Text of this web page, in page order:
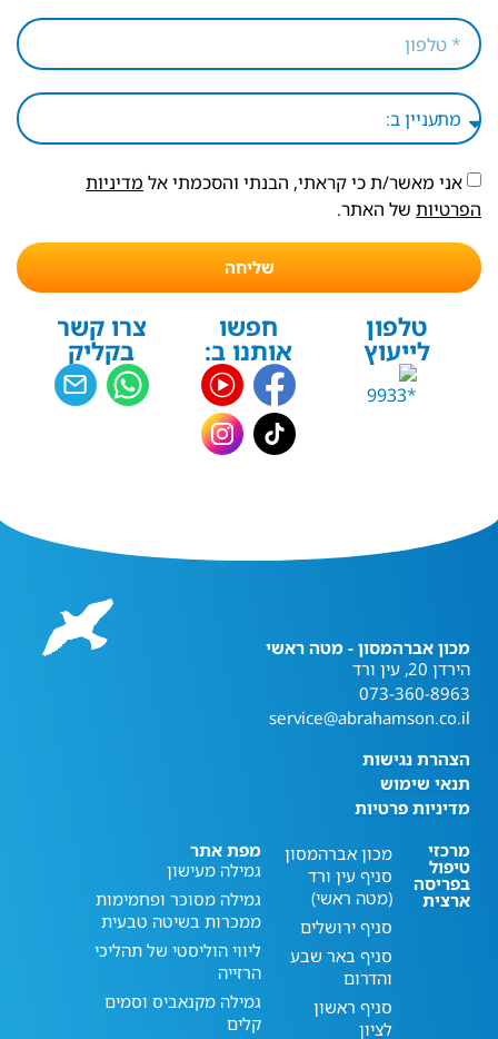
אני מאשר/ת כי קראתי, הבנתי והסכמתי אל מדיניות
הפרטיות של האתר.
שליחה
טלפון
לייעוץ
חפשו
אותנו ב:
צרו קשר
בקליק
מכון אברהמסון - מטה ראשי
הירדן 20, עין ורד
073-360-8963
service@abrahamson.co.il
הצהרת נגישות
תנאי שימוש
מדיניות פרטיות
מרכזי
טיפול
בפריסה
ארצית
מכון אברהמסון
סניף עין ורד
(מטה ראשי)
סניף ירושלים
סניף באר שבע
והדרום
סניף ראשון
לציון
מפת אתר
גמילה מעישון
גמילה מסוכר ופחמימות
ממכרות בשיטה טבעית
ליווי הוליסטי של תהליכי
הרזייה
גמילה מקנאביס וסמים
קלים